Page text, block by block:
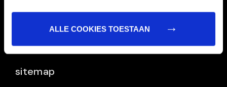
ALLE COOKIES TOESTAAN
Ook voor grote aantallen!
www.taartbrigade.nl
sitemap